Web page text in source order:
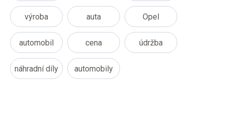
výroba auta Opel
automobil cena údržba
náhradní díly automobily